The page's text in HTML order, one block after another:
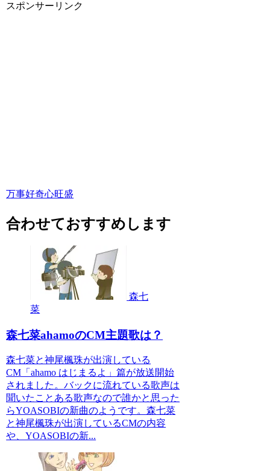
スポンサーリンク
万事好奇心旺盛
合わせておすすめします
森七
菜
森七菜ahamoのCM主題歌は？
森七菜と神尾楓珠が出演している
CM「ahamo はじまるよ」篇が放送開始
されました。バックに流れている歌声は
聞いたことある歌声なので誰かと思った
らYOASOBIの新曲のようです。森七菜
と神尾楓珠が出演しているCMの内容
や、YOASOBIの新...